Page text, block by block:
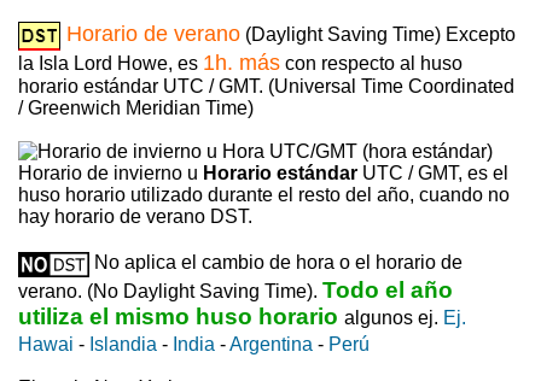
Horario de verano (Daylight Saving Time) Excepto
la Isla Lord Howe, es 1h. más con respecto al huso
horario estándar UTC / GMT. (Universal Time Coordinated
/ Greenwich Meridian Time)
Horario de invierno u Horario estándar UTC / GMT, es el
huso horario utilizado durante el resto del año, cuando no
hay horario de verano DST.
No aplica el cambio de hora o el horario de
verano. (No Daylight Saving Time). Todo el año
utiliza el mismo huso horario algunos ej. Ej.
Hawai - Islandia - India -Argentina - Perú